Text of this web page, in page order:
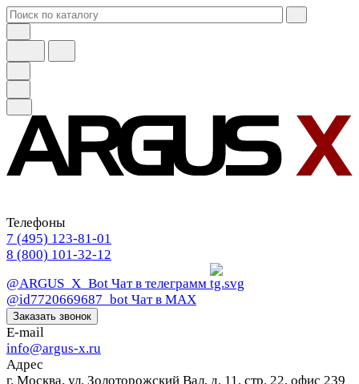
Телефоны
7 (495) 123-81-01
8 (800) 101-32-12
@ARGUS_X_Bot Чат в телеграмм
@id7720669687_bot Чат в МАХ
Заказать звонок
E-mail
info@argus-x.ru
Адрес
г. Москва, ул. Золоторожский Вал, д. 11, стр. 22, офис 239